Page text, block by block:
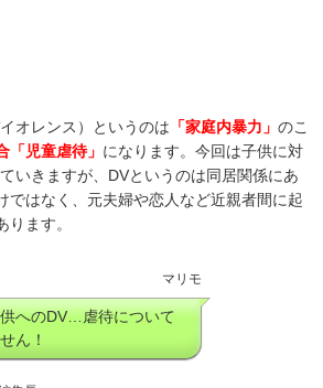
オレンス）というのは 「家庭内暴力」 のこ
「児童虐待」 になります。今回は子供に対
いきますが、DVというのは同居関係にあ
ではなく、元夫婦や恋人など近親者間に起
ります。
マリモ
へのDV…虐待について
ん！